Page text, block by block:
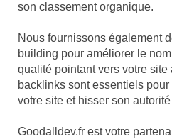
son classement organique.
Nous fournissons également
building pour améliorer le
qualité pointant vers votre site
backlinks sont essentiels
votre site et hisser son
Goodalldev.fr est votre